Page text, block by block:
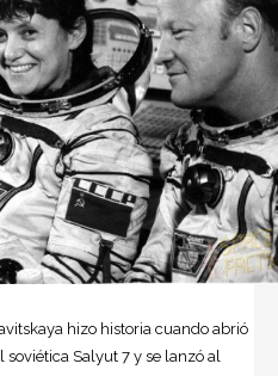
hizo historia cuando abrió
soviética Salyut 7 y se lanzó al